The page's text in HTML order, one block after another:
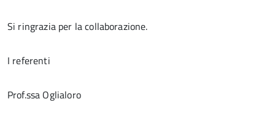
Si ringrazia per la collaborazione.
I referenti
Prof.ssa Oglialoro